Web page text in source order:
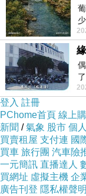
一
登入 註冊
PChome首頁 線上
新聞 /氣象 股市 個
買賣租屋 支付連 國
買車 旅行團 汽車險
一元簡訊 直播達人
買網址 虛擬主機 企
廣告刊登 隱私權聲明